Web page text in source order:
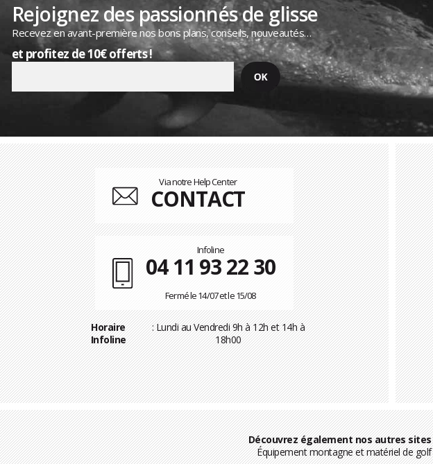
Rejoignez des passionnés de glisse
Recevez en avant-première nos bons plans, conseils, nouveautés…
et profitez de 10€ offerts !
Via notre Help Center
CONTACT
Infoline
04 11 93 22 30
Fermé le 14/07 et le 15/08
Horaire
Infoline
: Lundi au Vendredi 9h à 12h et 14h à
18h00
Découvrez également nos autres sites
Équipement montagne et matériel de golf